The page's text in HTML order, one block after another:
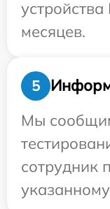
месяцев.
5
Мы
сотрудник